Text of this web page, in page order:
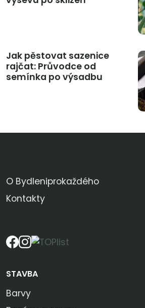
Jak pěstovat sazenice
rajčat: Průvodce od
semínka po výsadbu
O Bydleniprokaždého
Kontakty
STAVBA
Barvy